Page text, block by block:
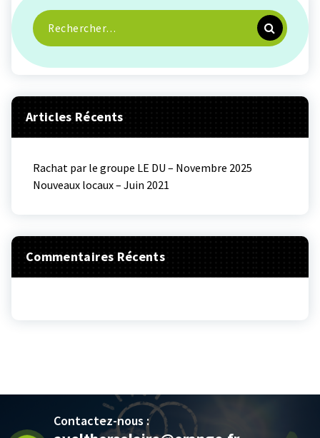
Articles Récents
Rachat par le groupe LE DU – Novembre 2025
Nouveaux locaux – Juin 2021
Commentaires Récents
Contactez-nous :